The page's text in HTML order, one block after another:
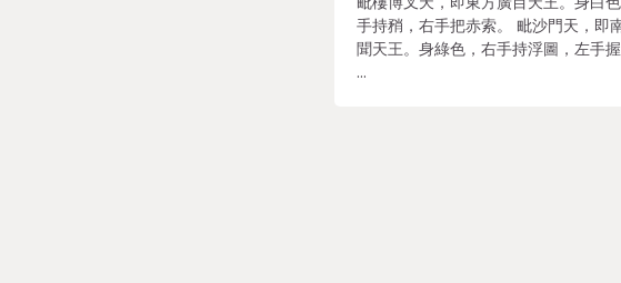
手持矟，右手把赤索。 毗沙門天，即
聞天王。身綠色，右手持浮圖，左手握
…